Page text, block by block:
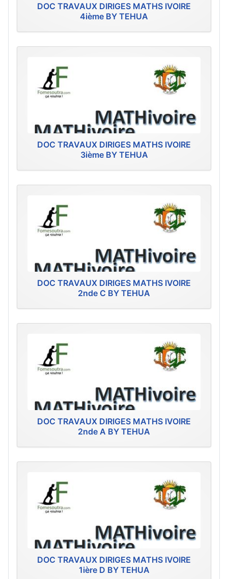
DOC TRAVAUX DIRIGES MATHS IVOIRE
4ième BY TEHUA
DOC TRAVAUX DIRIGES MATHS IVOIRE
3ième BY TEHUA
DOC TRAVAUX DIRIGES MATHS IVOIRE
2nde C BY TEHUA
DOC TRAVAUX DIRIGES MATHS IVOIRE
2nde A BY TEHUA
DOC TRAVAUX DIRIGES MATHS IVOIRE
1ière D BY TEHUA